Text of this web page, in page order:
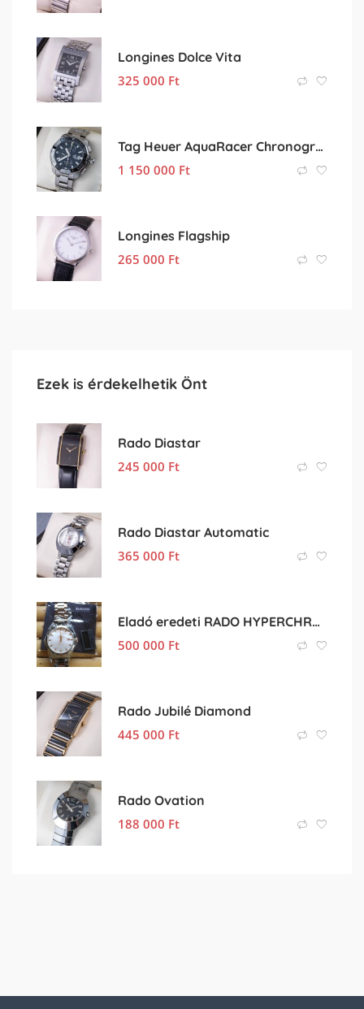
Longines Dolce Vita
325 000 Ft
Tag Heuer AquaRacer Chronograph Ceramic
1 150 000 Ft
Longines Flagship
265 000 Ft
Ezek is érdekelhetik Önt
Rado Diastar
245 000 Ft
Rado Diastar Automatic
365 000 Ft
Eladó eredeti RADO HYPERCHROME férfi karóra
500 000 Ft
Rado Jubilé Diamond
445 000 Ft
Rado Ovation
188 000 Ft